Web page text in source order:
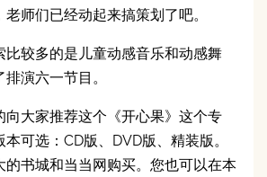
师们已经动起来搞策划了吧。
比较多的是儿童动感音乐和动感舞
演六一节目。
向大家推荐这个《开心果》这个专
可选：CD版、DVD版、精装版。
的书城和当当网购买。您也可以在本